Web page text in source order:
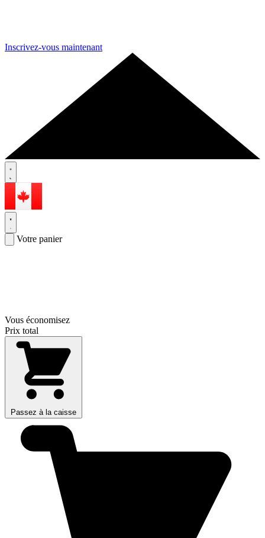
Inscrivez-vous maintenant
Votre panier
Vous économisez
Prix total
Passez à la caisse